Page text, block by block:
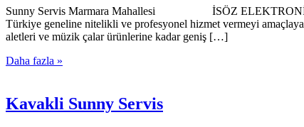
Sunny Servis Marmara Mahallesi İSÖZ ELEKTRONİK
Türkiye geneline nitelikli ve profesyonel hizmet vermeyi
aletleri ve müzik çalar ürünlerine kadar geniş […]
Daha fazla »
Kavakli Sunny Servis